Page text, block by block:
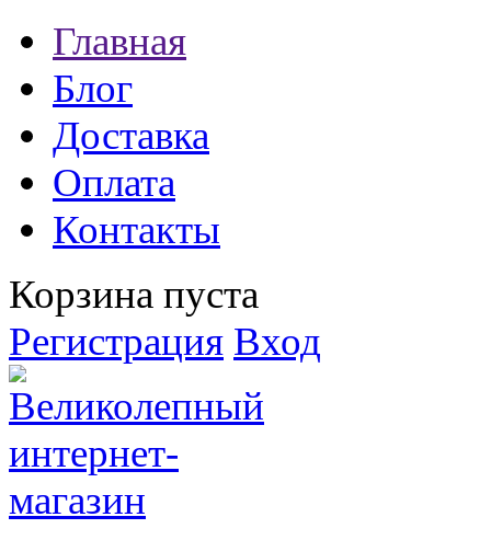
Главная
Блог
Доставка
Оплата
Контакты
Корзина пуста
Регистрация Вход